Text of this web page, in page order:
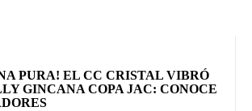
PURA! EL CC CRISTAL VIBRÓ
GINCANA COPA JAC: CONOCE